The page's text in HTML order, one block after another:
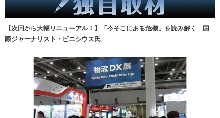
【次回から大幅リニューアル！】「今そこにある危機」を読み解く 国
際ジャーナリスト・ビニシウス氏